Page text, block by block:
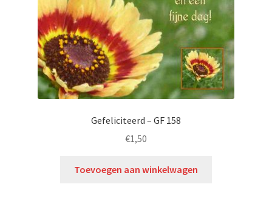
Gefeliciteerd – GF 158
€1,50
Toevoegen aan winkelwagen